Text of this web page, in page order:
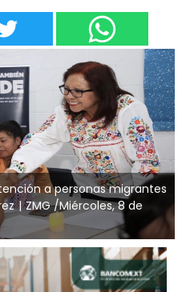
a personas migrantes
ZMG /Miércoles, 8 de